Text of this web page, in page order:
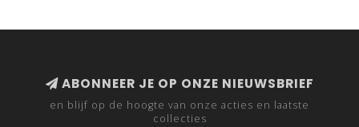
ABONNEER JE OP ONZE NIEUWSBRIEF
en blijf op de hoogte van onze acties en laatste
collecties